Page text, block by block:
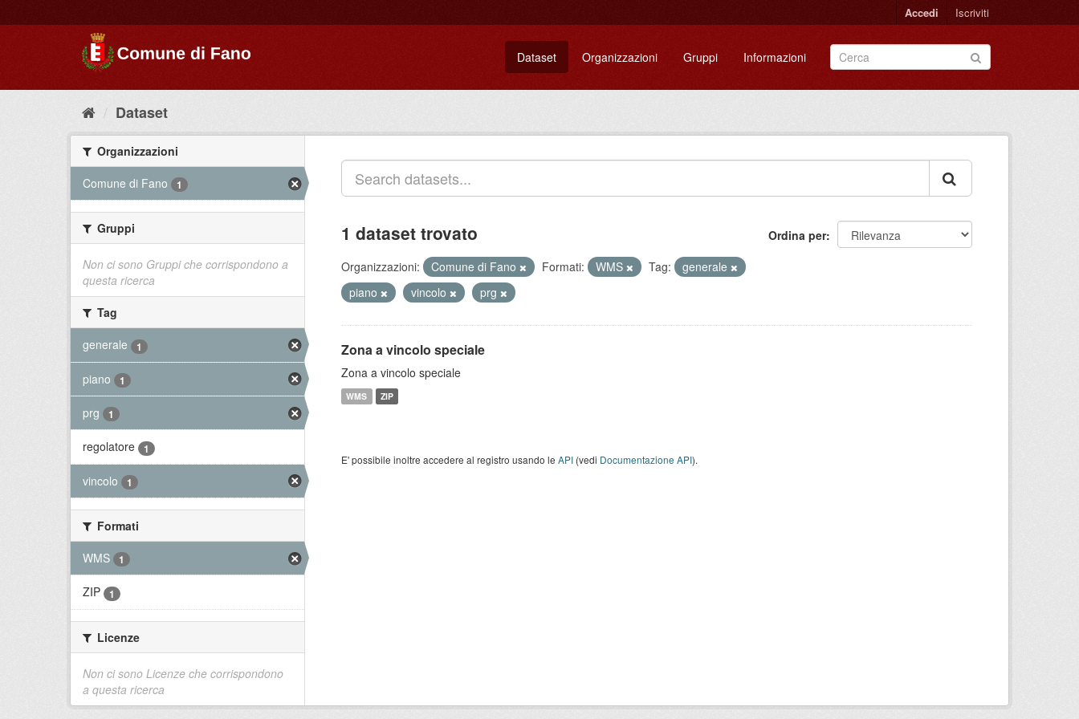
Accedi Iscriviti
Dataset Organizzazioni Gruppi Informazioni
Dataset
Organizzazioni
Comune di Fano
1
Gruppi
Non ci sono Gruppi che corrispondono a
questa ricerca
Tag
generale
1
piano 1
prg 1
regolatore 1
vincolo 1
Formati
WMS
1
ZIP 1
Licenze
Non ci sono Licenze che corrispondono
a questa ricerca
Ordina per
1 dataset trovato
Organizzazioni: Comune di Fano Formati: WMS Tag:
generale
piano
vincolo prg
Zona a vincolo speciale
Zona a vincolo speciale
WMS ZIP
E' possibile inoltre accedere al registro usando le API (vedi Documentazione API).